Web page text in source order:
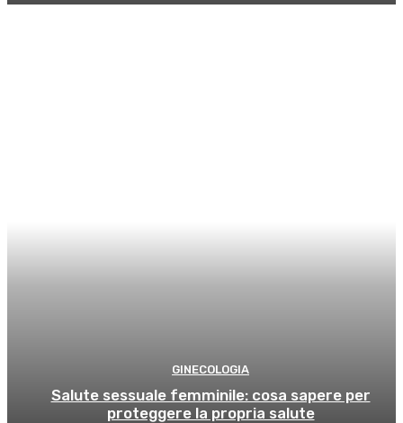
GINECOLOGIA
Salute sessuale femminile: cosa sapere per
proteggere la propria salute